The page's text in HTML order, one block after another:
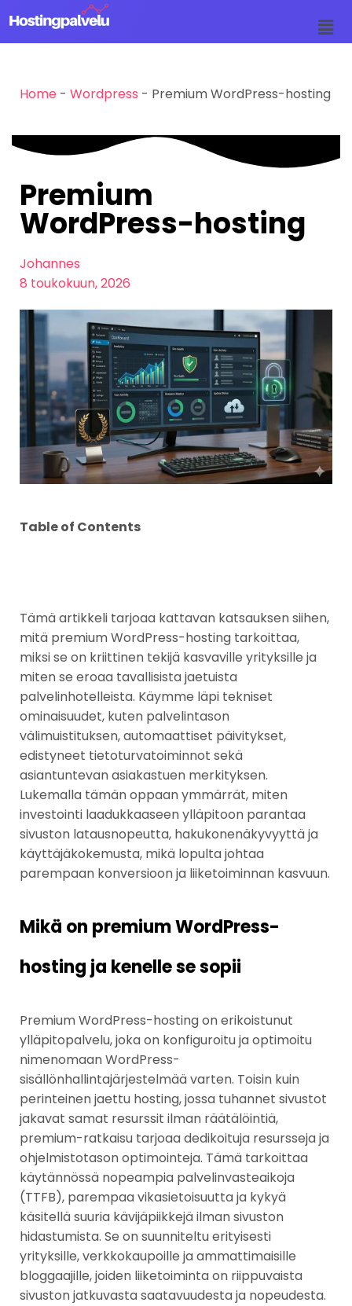
Siirry
Home - Wordpress - Premium WordPress-hosting
Premium
WordPress-hosting
Johannes
8 toukokuun, 2026
Table of Contents
Tämä artikkeli tarjoaa kattavan katsauksen siihen,
mitä premium WordPress-hosting tarkoittaa,
miksi se on kriittinen tekijä kasvaville yrityksille ja
miten se eroaa tavallisista jaetuista
palvelinhotelleista. Käymme läpi tekniset
ominaisuudet, kuten palvelintason
välimuistituksen, automaattiset päivitykset,
edistyneet tietoturvatoiminnot sekä
asiantuntevan asiakastuen merkityksen.
Lukemalla tämän oppaan ymmärrät, miten
investointi laadukkaaseen ylläpitoon parantaa
sivuston latausnopeutta, hakukonenäkyvyyttä ja
käyttäjäkokemusta, mikä lopulta johtaa
parempaan konversioon ja liiketoiminnan kasvuun.
Mikä on premium WordPress-
hosting ja kenelle se sopii
Premium WordPress-hosting on erikoistunut
ylläpitopalvelu, joka on konfiguroitu ja optimoitu
nimenomaan WordPress-
sisällönhallintajärjestelmää varten. Toisin kuin
perinteinen jaettu hosting, jossa tuhannet sivustot
jakavat samat resurssit ilman räätälöintiä,
premium-ratkaisu tarjoaa dedikoituja resursseja ja
ohjelmistotason optimointeja. Tämä tarkoittaa
käytännössä nopeampia palvelinvasteaikoja
(TTFB), parempaa vikasietoisuutta ja kykyä
käsitellä suuria kävijäpiikkejä ilman sivuston
hidastumista. Se on suunniteltu erityisesti
yrityksille, verkkokaupoille ja ammattimaisille
bloggaajille, joiden liiketoiminta on riippuvaista
sivuston jatkuvasta saatavuudesta ja nopeudesta.